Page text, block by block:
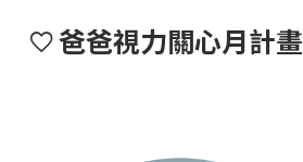
爸爸視力關心月計畫